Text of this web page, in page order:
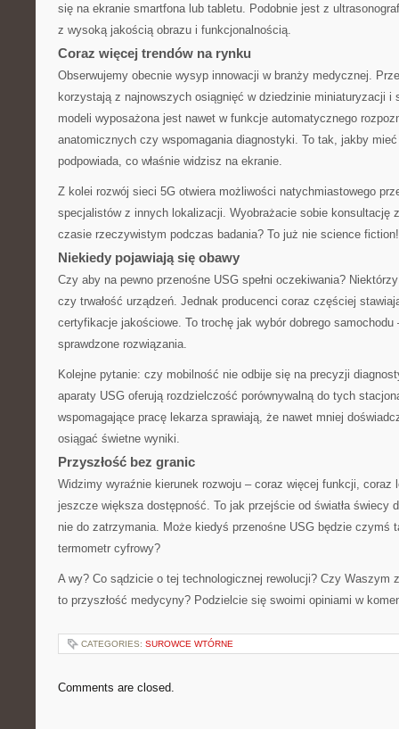
się na ekranie smartfona lub tabletu. Podobnie jest z
z wysoką jakością obrazu i funkcjonalnością.
Coraz więcej trendów na rynku
Obserwujemy obecnie wysyp innowacji w branży medycznej.
korzystają z najnowszych osiągnięć w dziedzinie miniaturyzacji i
modeli wyposażona jest nawet w funkcje automatycznego
anatomicznych czy wspomagania diagnostyki. To tak, jakby
podpowiada, co właśnie widzisz na ekranie.
Z kolei rozwój sieci 5G otwiera możliwości natychmiastowego
specjalistów z innych lokalizacji. Wyobrażacie sobie konsultację
czasie rzeczywistym podczas badania? To już nie science fiction!
Niekiedy pojawiają się obawy
Czy aby na pewno przenośne USG spełni oczekiwania?
czy trwałość urządzeń. Jednak producenci coraz częściej
certyfikacje jakościowe. To trochę jak wybór dobrego samochodu
sprawdzone rozwiązania.
Kolejne pytanie: czy mobilność nie odbije się na precyzji
aparaty USG oferują rozdzielczość porównywalną do tych
wspomagające pracę lekarza sprawiają, że nawet mniej
osiągać świetne wyniki.
Przyszłość bez granic
Widzimy wyraźnie kierunek rozwoju – coraz więcej funkcji, coraz
jeszcze większa dostępność. To jak przejście od światła świecy
nie do zatrzymania. Może kiedyś przenośne USG będzie czymś
termometr cyfrowy?
A wy? Co sądzicie o tej technologicznej rewolucji? Czy Waszym
to przyszłość medycyny? Podzielcie się swoimi opiniami w
CATEGORIES: SUROWCE WTÓRNE
Comments are closed.